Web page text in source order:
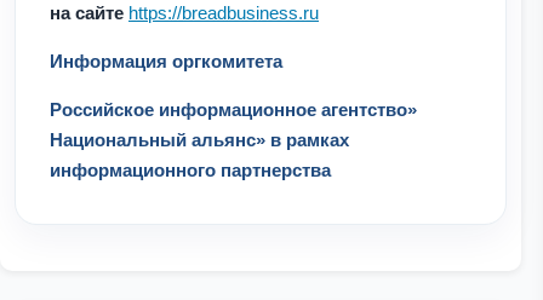
на сайте https://breadbusiness.ru
Информация оргкомитета
Российское информационное агентство»
Национальный альянс» в рамках
информационного партнерства